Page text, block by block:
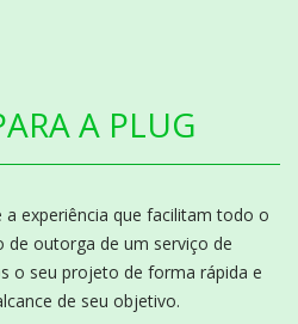
A PLUG
experiência que facilitam todo o
de outorga de um serviço de
o seu projeto de forma rápida e
de seu objetivo.